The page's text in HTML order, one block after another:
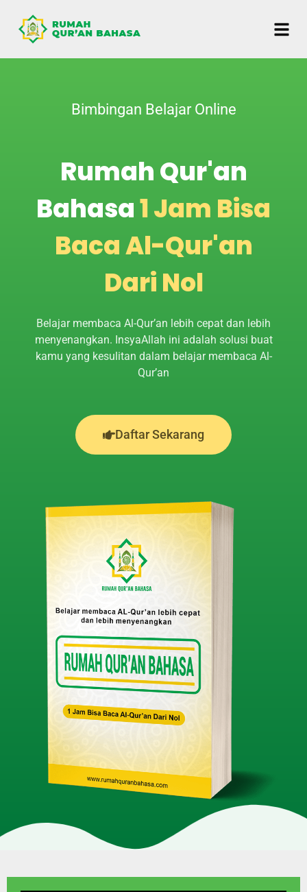
Bimbingan Belajar Online
Rumah Qur'an
Bahasa1 Jam Bisa
Baca Al-Qur'an
Dari Nol
Belajar membaca Al-Qur’an lebih cepat dan lebih
menyenangkan. InsyaAllah ini adalah solusi buat
kamu yang kesulitan dalam belajar membaca Al-
Qur’an
Daftar Sekarang